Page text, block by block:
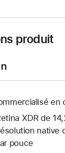
produit
en
XDR de
pouce